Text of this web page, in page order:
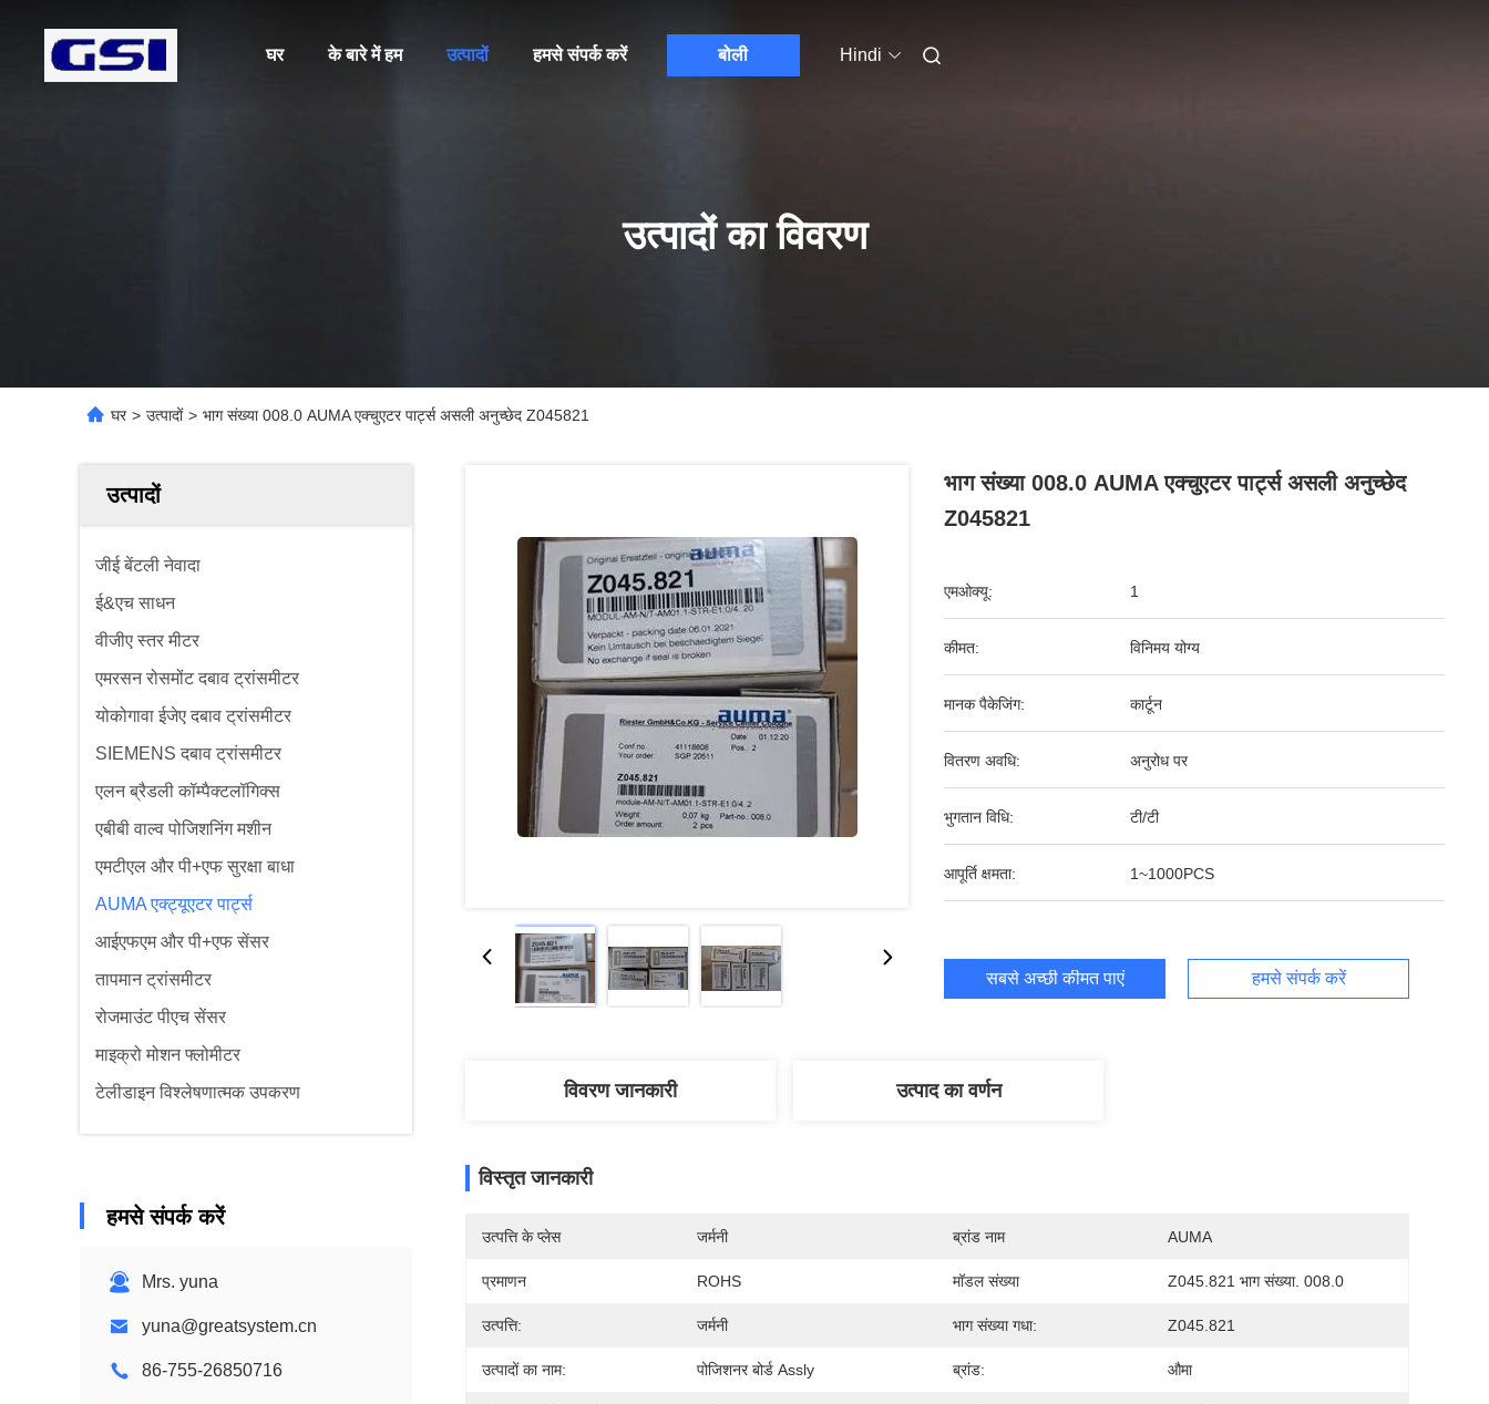
घर के बारे में हम उत्पादों हमसे संपर्क करें बोली Hindi
उत्पादों का विवरण
घर > उत्पादों > भाग संख्या 008.0 AUMA एक्चुएटर पार्ट्स असली अनुच्छेद Z045821
उत्पादों
जीई बेंटली नेवादा
ई&एच साधन
वीजीए स्तर मीटर
एमरसन रोसमोंट दबाव ट्रांसमीटर
योकोगावा ईजेए दबाव ट्रांसमीटर
SIEMENS दबाव ट्रांसमीटर
एलन ब्रैडली कॉम्पैक्टलॉगिक्स
एबीबी वाल्व पोजिशनिंग मशीन
एमटीएल और पी+एफ सुरक्षा बाधा
AUMA एक्ट्यूएटर पार्ट्स
आईएफएम और पी+एफ सेंसर
तापमान ट्रांसमीटर
रोजमाउंट पीएच सेंसर
माइक्रो मोशन फ्लोमीटर
टेलीडाइन विश्लेषणात्मक उपकरण
हमसे संपर्क करें
Mrs. yuna
yuna@greatsystem.cn
86-755-26850716
भाग संख्या 008.0 AUMA एक्चुएटर पार्ट्स असली अनुच्छेद
Z045821
एमओक्यू: 1
कीमत: विनिमय योग्य
मानक पैकेजिंग: कार्टून
वितरण अवधि: अनुरोध पर
भुगतान विधि: टी/टी
आपूर्ति क्षमता: 1~1000PCS
सबसे अच्छी कीमत पाएं हमसे संपर्क करें
विवरण जानकारी उत्पाद का वर्णन
विस्तृत जानकारी
उत्पत्ति के प्लेस जर्मनी ब्रांड नाम AUMA
प्रमाणन ROHS मॉडल संख्या Z045.821 भाग संख्या. 008.0
उत्पत्ति: जर्मनी भाग संख्या गधा: Z045.821
उत्पादों का नाम: पोजिशनर बोर्ड Assly ब्रांड: औमा